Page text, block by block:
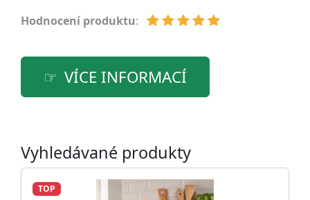
Hodnocení produktu:
VÍCE INFORMACÍ
Vyhledávané produkty
TOP